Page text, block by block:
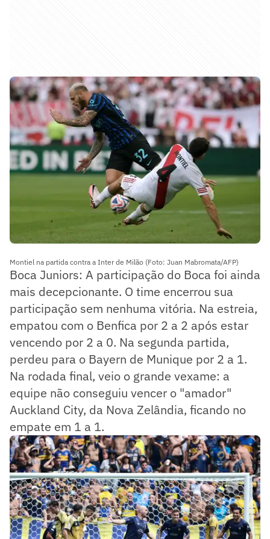
Montiel na partida contra a Inter de Milão (Foto: Juan Mabromata/AFP)
Boca Juniors: A participação do Boca foi ainda
mais decepcionante. O time encerrou sua
participação sem nenhuma vitória. Na estreia,
empatou com o Benfica por 2 a 2 após estar
vencendo por 2 a 0. Na segunda partida,
perdeu para o Bayern de Munique por 2 a 1.
Na rodada final, veio o grande vexame: a
equipe não conseguiu vencer o "amador"
Auckland City, da Nova Zelândia, ficando no
empate em 1 a 1.